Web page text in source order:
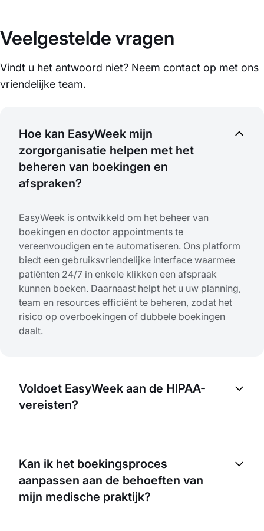
Veelgestelde vragen
Vindt u het antwoord niet? Neem contact op met ons
vriendelijke team.
Hoe kan EasyWeek mijn
zorgorganisatie helpen met het
beheren van boekingen en
afspraken?
EasyWeek is ontwikkeld om het beheer van
boekingen en doctor appointments te
vereenvoudigen en te automatiseren. Ons platform
biedt een gebruiksvriendelijke interface waarmee
patiënten 24/7 in enkele klikken een afspraak
kunnen boeken. Daarnaast helpt het u uw planning,
team en resources efficiënt te beheren, zodat het
risico op overboekingen of dubbele boekingen
daalt.
Voldoet EasyWeek aan de HIPAA-
vereisten?
om gebruikersinformatie te beschermen, raden we
elke organisatie aan om zelf te verifiëren welke
compliance-eisen nodig zijn volgens de eigen
Kan ik het boekingsproces
aanpassen aan de behoeften van
mijn medische praktijk?